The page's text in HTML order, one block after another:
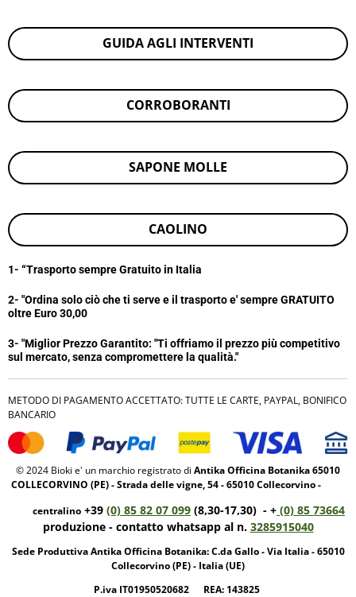
GUIDA AGLI INTERVENTI
CORROBORANTI
SAPONE MOLLE
CAOLINO
1- “Trasporto sempre Gratuito in Italia
2- "Ordina solo ciò che ti serve e il trasporto e' sempre GRATUITO
oltre Euro 30,00
3- "Miglior Prezzo Garantito: "Ti offriamo il prezzo più competitivo
sul mercato, senza compromettere la qualità."
METODO DI PAGAMENTO ACCETTATO: TUTTE LE CARTE, PAYPAL, BONIFICO
BANCARIO
© 2024 Bioki e' un marchio registrato di Antika Officina Botanika 65010
COLLECORVINO (PE) - Strada delle vigne, 54 - 65010 Collecorvino -
centralino +39 (0) 85 82 07 099 (8,30-17,30) - + (0) 85 73664
produzione - contatto whatsapp al n. 3285915040
Sede Produttiva Antika Officina Botanika: C.da Gallo - Via Italia - 65010
Collecorvino (PE) - Italia (UE)
P.iva IT01950520682 REA: 143825